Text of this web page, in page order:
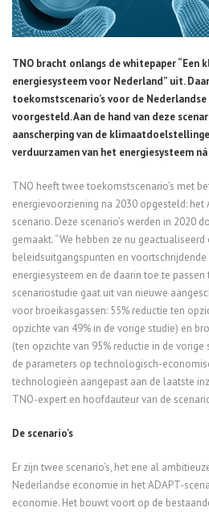
TNO bracht onlangs de whitepaper “Een
energiesysteem voor Nederland” uit.
toekomstscenario’s voor de
voorgesteld. Aan de hand van deze
aanscherping van de
verduurzamen van het energiesysteem ná
TNO heeft twee toekomstscenario’s met
energievoorziening na 2030 opgesteld: het
scenario. Deze scenario’s werden in 2020
gemaakt. “We hebben ze nu
beleidsuitgangspunten en
energiesysteem en de daarin toe te passen
scenariostudie gaat uit van nieuwe
voor broeikasgassen: 55% reductie ten
opzichte van 49% in de vorige studie) en
(ten opzichte van 95% reductie in de
de parameters op technologisch-
technologieën aangepast aan de laatste
TNO-expert en hoofdauteur van de
De scenario’s
Er zijn twee scenario’s, het ene al
Nederlandse economie in het ADAPT-
economie. Het bouwt voort op de